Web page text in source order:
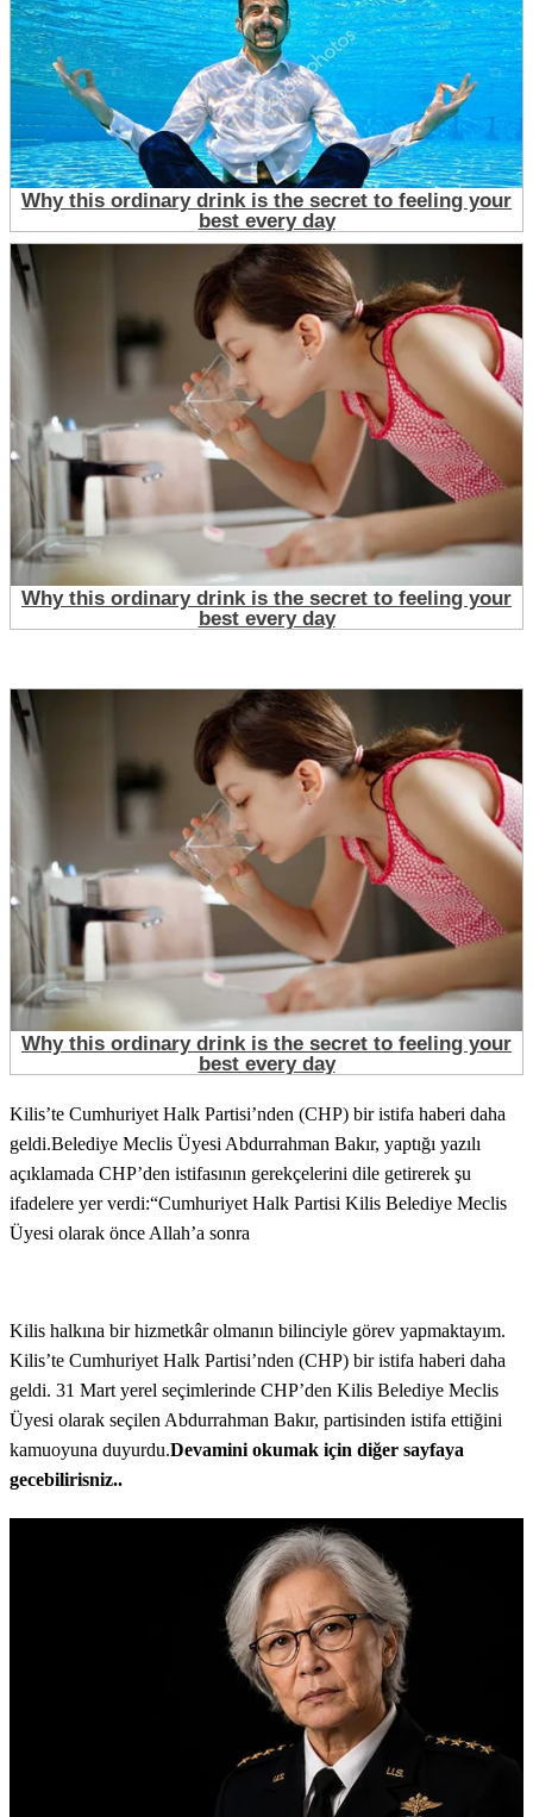
Kilis’te Cumhuriyet Halk Partisi’nden (CHP) bir istifa haberi daha
geldi.Belediye Meclis Üyesi Abdurrahman Bakır, yaptığı yazılı
açıklamada CHP’den istifasının gerekçelerini dile getirerek şu
ifadelere yer verdi:“Cumhuriyet Halk Partisi Kilis Belediye Meclis
Üyesi olarak önce Allah’a sonra
Kilis halkına bir hizmetkâr olmanın bilinciyle görev yapmaktayım.
Kilis’te Cumhuriyet Halk Partisi’nden (CHP) bir istifa haberi daha
geldi. 31 Mart yerel seçimlerinde CHP’den Kilis Belediye Meclis
Üyesi olarak seçilen Abdurrahman Bakır, partisinden istifa ettiğini
kamuoyuna duyurdu.Devamini okumak için diğer sayfaya
gecebilirisniz..